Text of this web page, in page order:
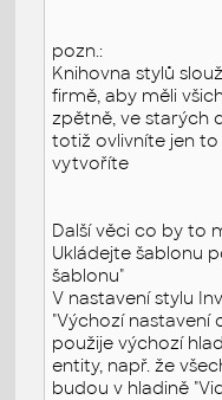
pozn.:
Knihovna stylů
firmě, aby měli
zpětně, ve starých
totiž ovlivníte jen
vytvoříte
Další věci co by to
Ukládejte šablonu
šablonu"
V nastavení stylu
"Výchozí nastavení
použije výchozí
entity, např. že
budou v hladině